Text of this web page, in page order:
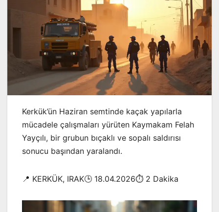
Kerkük’ün Haziran semtinde kaçak yapılarla
mücadele çalışmaları yürüten Kaymakam Felah
Yayçılı, bir grubun bıçaklı ve sopalı saldırısı
sonucu başından yaralandı.
📍 KERKÜK, IRAK🕒 18.04.2026⏱️ 2 Dakika